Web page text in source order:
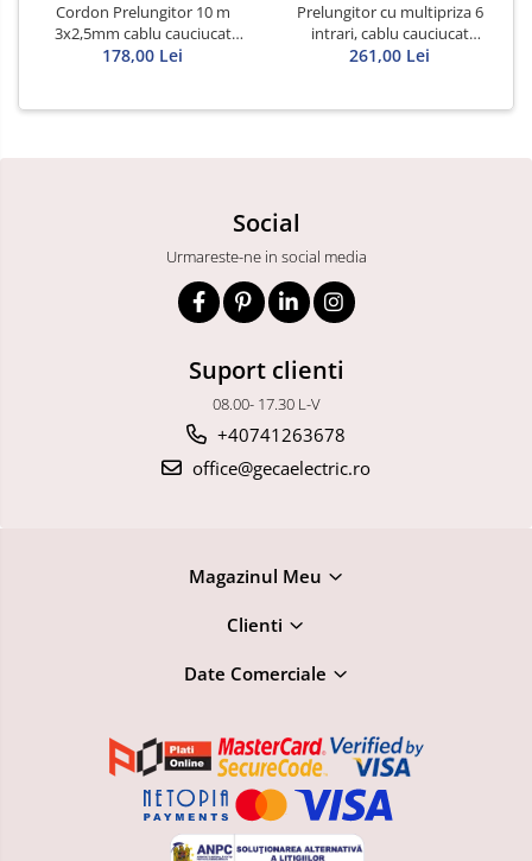
Cordon Prelungitor 10 m
3x2,5mm cablu cauciucat
Titanex
178,00 Lei
Prelungitor cu multipriza 6
intrari, cablu cauciucat
Titanex 10m 3x2,5mm
261,00 Lei
Social
Urmareste-ne in social media
Suport clienti
08.00- 17.30 L-V
+40741263678
office@gecaelectric.ro
Magazinul Meu
Clienti
Date Comerciale